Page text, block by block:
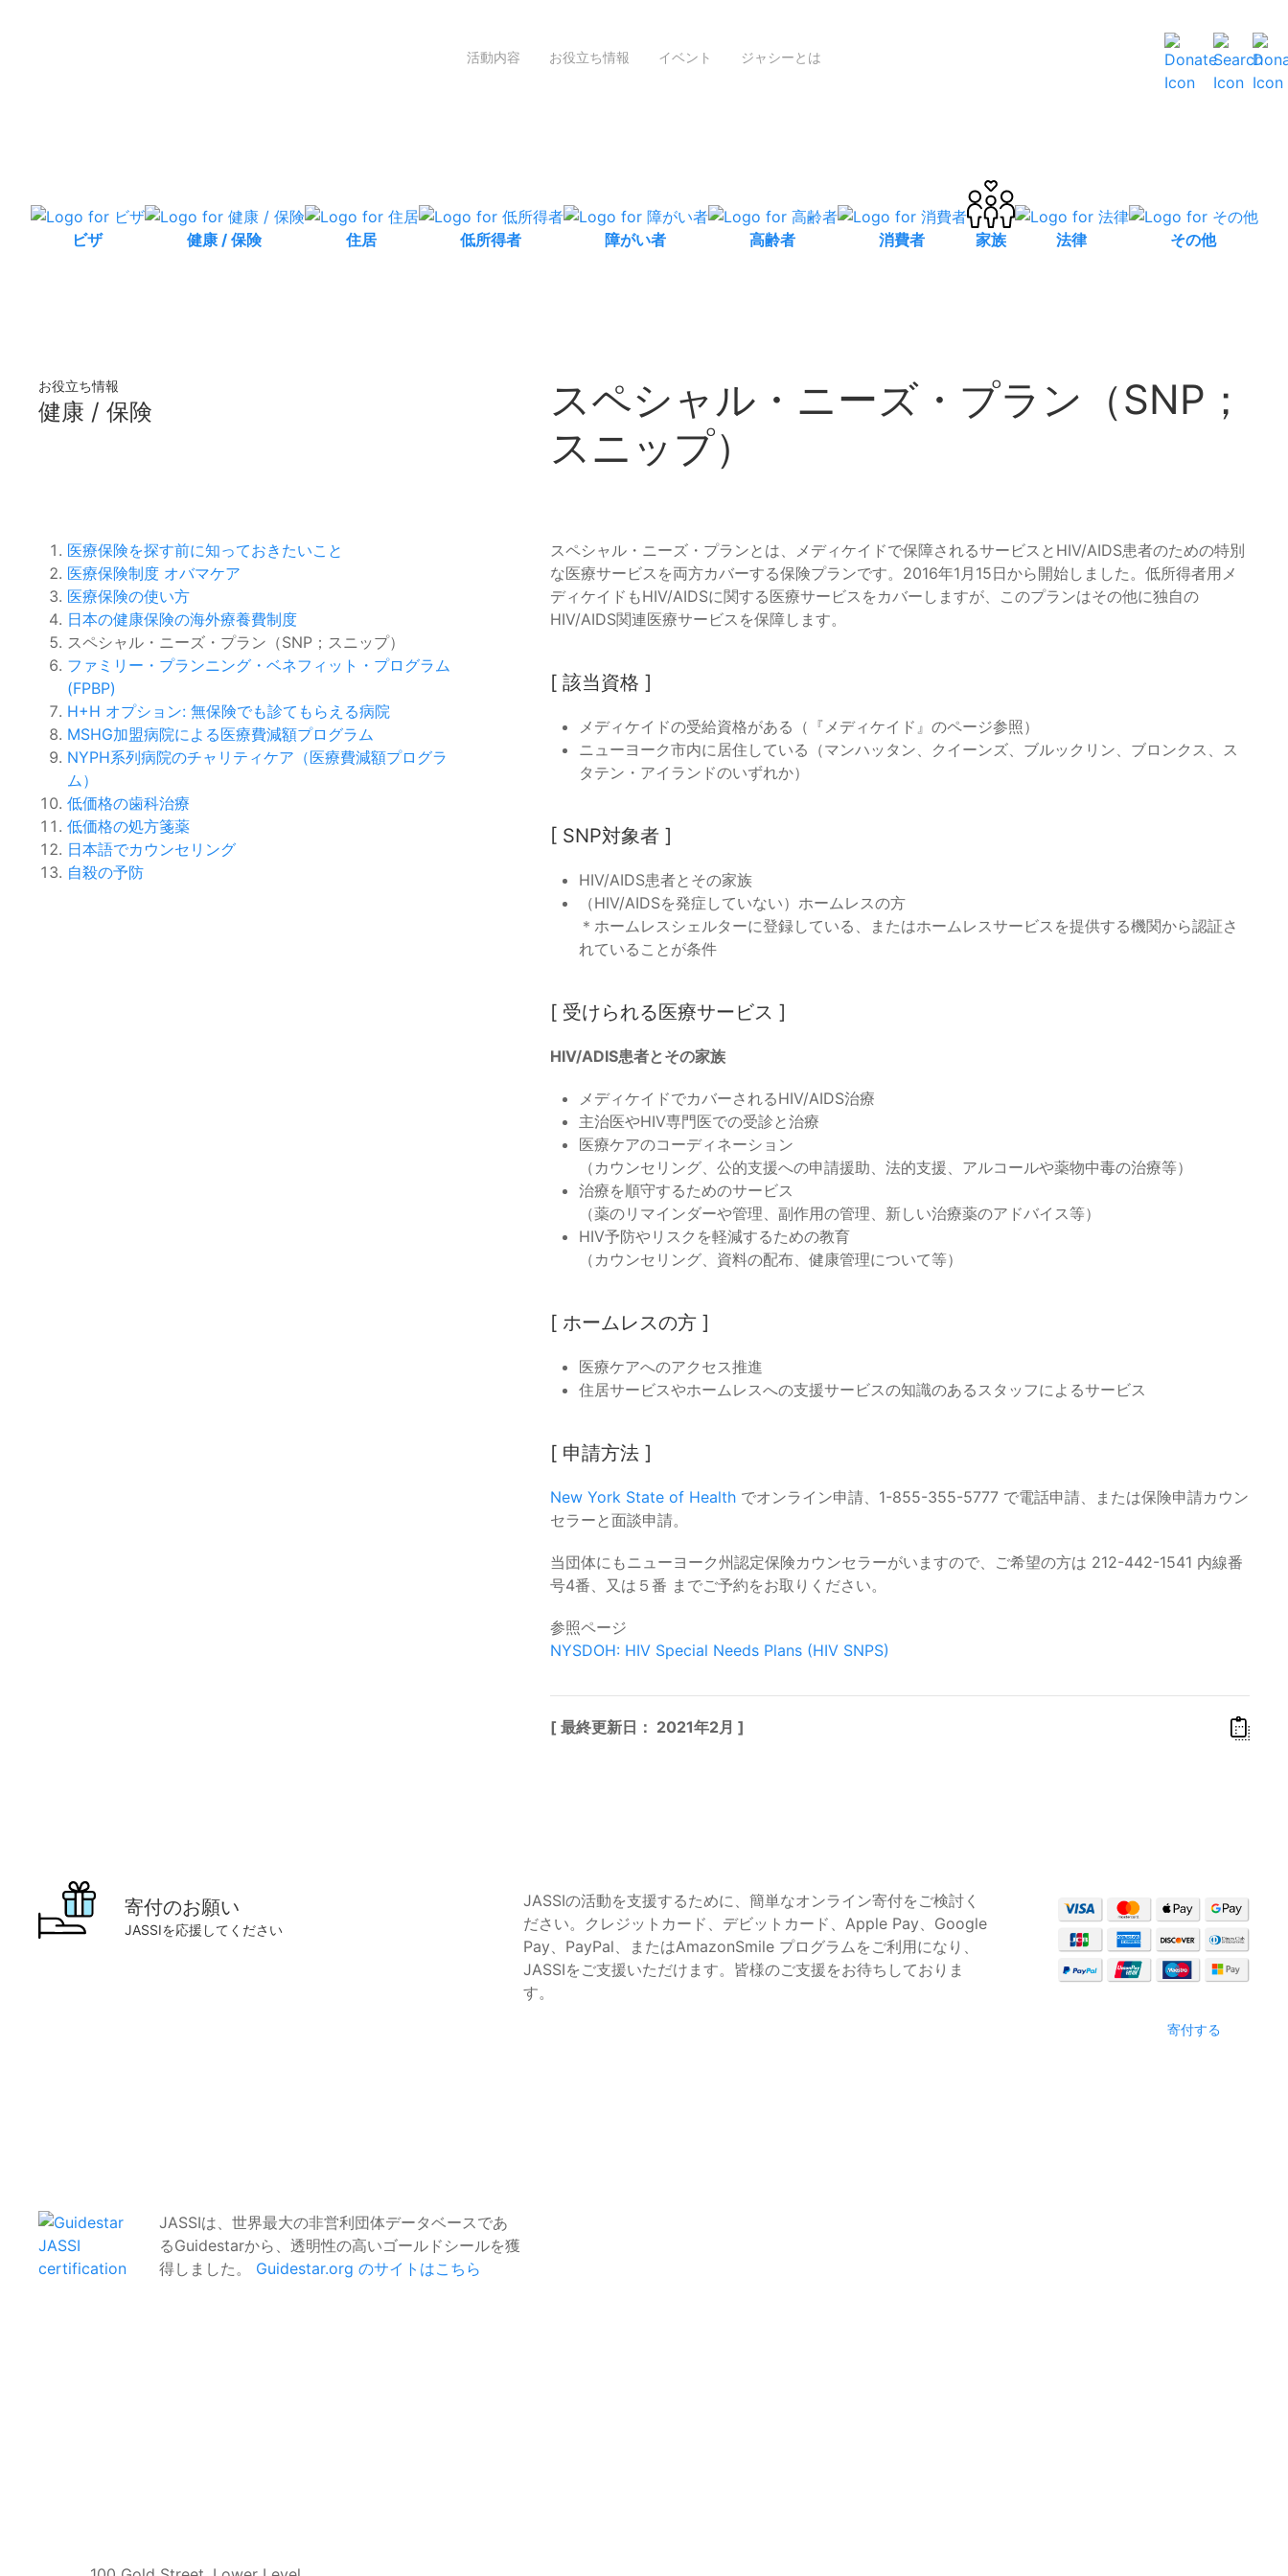
活動内容 お役立ち情報 イベント ジャシーとは
ビザ 健康 / 保険 住居 低所得者 障がい者 高齢者 消費者 家族 法律 その他
お役立ち情報
健康 / 保険
スペシャル・ニーズ・プラン（SNP；
スニップ）
スペシャル・ニーズ・プランとは、メディケイドで保障されるサービスとHIV/AIDS患者のための特別
な医療サービスを両方カバーする保険プランです。2016年1月15日から開始しました。低所得者用メ
ディケイドもHIV/AIDSに関する医療サービスをカバーしますが、このプランはその他に独自の
HIV/AIDS関連医療サービスを保障します。
[ 該当資格 ]
メディケイドの受給資格がある（『メディケイド』のページ参照）
ニューヨーク市内に居住している（マンハッタン、クイーンズ、ブルックリン、ブロンクス、ス
タテン・アイランドのいずれか）
[ SNP対象者 ]
HIV/AIDS患者とその家族
（HIV/AIDSを発症していない）ホームレスの方
＊ホームレスシェルターに登録している、またはホームレスサービスを提供する機関から認証さ
れていることが条件
[ 受けられる医療サービス ]
HIV/ADIS患者とその家族
メディケイドでカバーされるHIV/AIDS治療
主治医やHIV専門医での受診と治療
医療ケアのコーディネーション
（カウンセリング、公的支援への申請援助、法的支援、アルコールや薬物中毒の治療等）
治療を順守するためのサービス
（薬のリマインダーや管理、副作用の管理、新しい治療薬のアドバイス等）
HIV予防やリスクを軽減するための教育
（カウンセリング、資料の配布、健康管理について等）
[ ホームレスの方 ]
医療ケアへのアクセス推進
住居サービスやホームレスへの支援サービスの知識のあるスタッフによるサービス
[ 申請方法 ]
New York State of Healthでオンライン申請、1-855-355-5777 で電話申請、または保険申請カウン
セラーと面談申請。
当団体にもニューヨーク州認定保険カウンセラーがいますので、ご希望の方は 212-442-1541 内線番
号4番、又は５番 までご予約をお取りください。
参照ページ
NYSDOH: HIV Special Needs Plans (HIV SNPS)
[ 最終更新日： 2021年2月 ]
医療保険を探す前に知っておきたいこと
医療保険制度 オバマケア
医療保険の使い方
日本の健康保険の海外療養費制度
スペシャル・ニーズ・プラン（SNP；スニップ）
ファミリー・プランニング・ベネフィット・プログラム
(FPBP)
H+H オプション: 無保険でも診てもらえる病院
MSHG加盟病院による医療費減額プログラム
NYPH系列病院のチャリティケア（医療費減額プログラ
ム）
低価格の歯科治療
低価格の処方箋薬
日本語でカウンセリング
自殺の予防
寄付のお願い
JASSIを応援してください
JASSIの活動を支援するために、簡単なオンライン寄付をご検討く
ださい。クレジットカード、デビットカード、Apple Pay、Google
Pay、PayPal、またはAmazonSmile プログラムをご利用になり、
JASSIをご支援いただけます。皆様のご支援をお待ちしておりま
す。
寄付する
JASSIは、世界最大の非営利団体データベースであ
るGuidestarから、透明性の高いゴールドシールを獲
得しました。 Guidestar.org のサイトはこちら